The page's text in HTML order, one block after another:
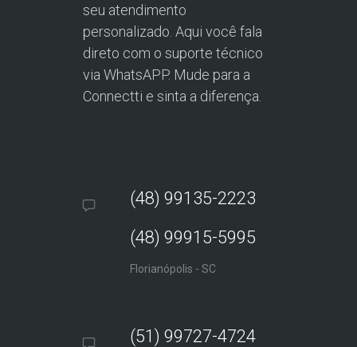
seu atendimento
personalizado. Aqui você fala
direto com o suporte técnico
via WhatsAPP. Mude para a
Connectti e sinta a diferença.
(48) 99135-2223
(48) 99915-5995
Florianópolis - SC
(51) 99727-4724